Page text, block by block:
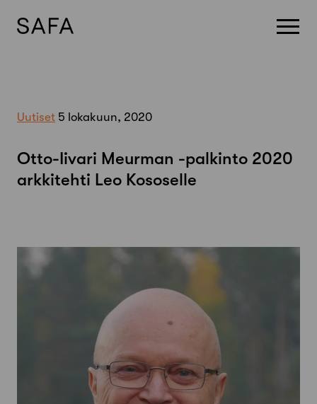
Uutiset 5 lokakuun, 2020
Otto-Iivari Meurman -palkinto 2020
arkkitehti Leo Kososelle